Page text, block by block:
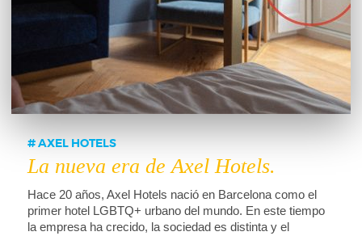
AXEL HOTELS
La nueva era de Axel Hotels.
Hace 20 años, Axel Hotels nació en Barcelona como el
primer hotel LGBTQ+ urbano del mundo. En este tiempo
la empresa ha crecido, la sociedad es distinta y el